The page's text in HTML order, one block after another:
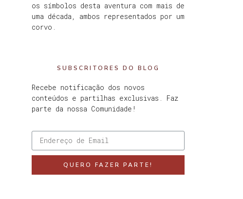
os símbolos desta aventura com mais de
uma década, ambos representados por um
corvo.
SUBSCRITORES DO BLOG
Recebe notificação dos novos
conteúdos e partilhas exclusivas. Faz
parte da nossa Comunidade!
QUERO FAZER PARTE!